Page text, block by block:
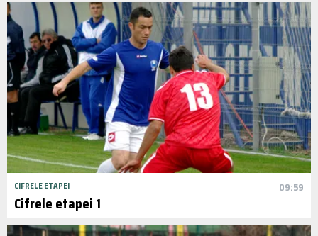
CIFRELE ETAPEI 09:59
Cifrele etapei 1